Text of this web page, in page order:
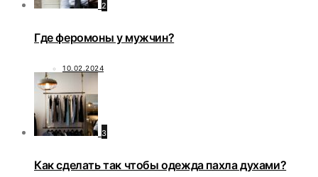
2
Где феромоны у мужчин?
10.02.2024
3
Как сделать так чтобы одежда пахла духами?